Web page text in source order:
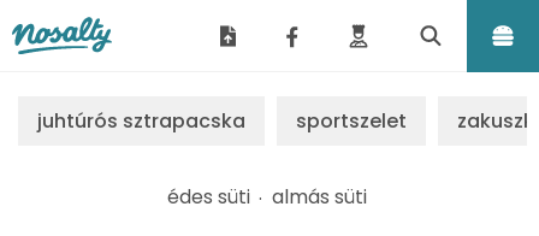
juhtúrós sztrapacska sportszelet
édes süti almás süti